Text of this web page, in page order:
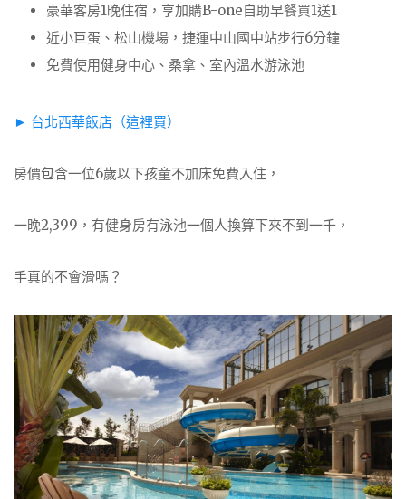
豪華客房1晚住宿，享加購B-one自助早餐買1送1
近小巨蛋、松山機場，捷運中山國中站步行6分鐘
免費使用健身中心、桑拿、室內溫水游泳池
► 台北西華飯店（這裡買）
房價包含一位6歲以下孩童不加床免費入住，
一晚2,399，有健身房有泳池一個人換算下來不到一千，
手真的不會滑嗎？